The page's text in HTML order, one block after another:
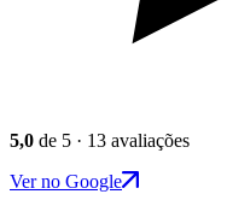
5,0 de 5 · 13 avaliações
Ver no Google